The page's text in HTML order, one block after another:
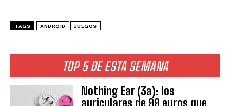
TOP 5 DE ESTA SEMANA
Nothing Ear (3a): los
auriculares de 99 euros que
TAGS ANDROID JUEGOS